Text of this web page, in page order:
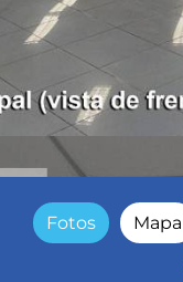
Fotos Mapa